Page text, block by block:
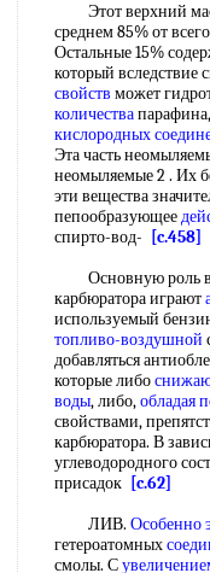
Этот верхний
среднем 85% от
Остальные 15%
который вследствие
свойств может
количества
кислородных
Эта часть
неомыляемые 2 . Их
эти вещества
пепообразующее
спирто-вод-
[c.458]
Основную роль в
карбюратора играют
используемый
топливо-воздушной
добавляться
которые либо
воды, либо,обладая
свойствами,
карбюратора. В
углеводородного
присадок [c.62]
ЛИВ. Особенно
гетероатомных
смолы. С